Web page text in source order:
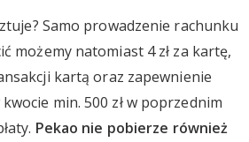
Samo prowadzenie rachunku
możemy natomiast 4 zł za kartę,
kartą oraz zapewnienie
min. 500 zł w poprzednim
Pekao nie pobierze również